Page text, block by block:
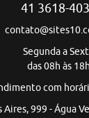
41 3618-
Segunda a
das 08h às 18h
com
Aires, 999 - Água